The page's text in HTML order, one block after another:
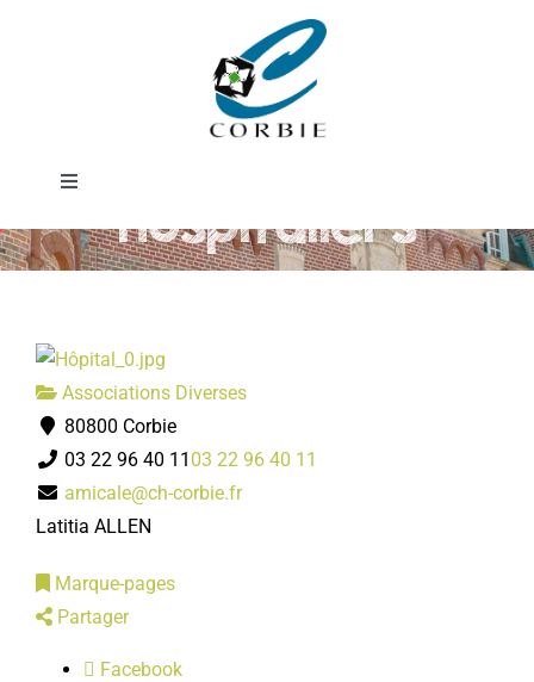
Toggle
Mairie
SERVICES MUNICIPAUX
PRATIQUE
Amicale des
agents
hospitaliers
Associations Diverses
80800 Corbie
03 22 96 40 11 03 22 96 40 11
amicale@ch-corbie.fr
Latitia ALLEN
Marque-pages
Partager
Facebook